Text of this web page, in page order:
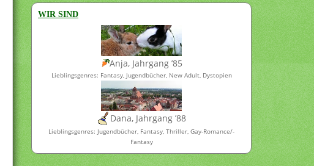
WIR SIND
Anja, Jahrgang ’85
Lieblingsgenres: Fantasy, Jugendbücher, New Adult, Dystopien
Dana, Jahrgang ’88
Lieblingsgenres: Jugendbücher, Fantasy, Thriller, Gay-Romance/-
Fantasy